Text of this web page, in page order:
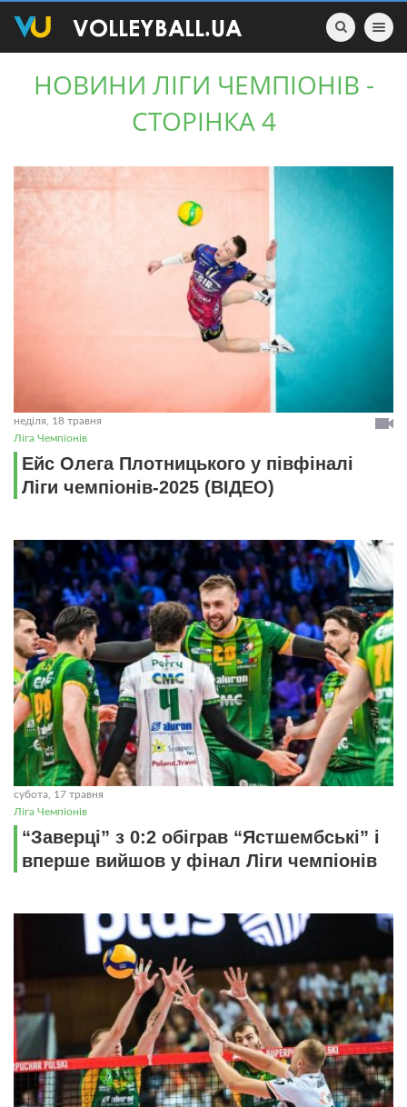
Toggle
НОВИНИ ЛІГИ ЧЕМПІОНІВ -
СТОРІНКА 4
неділя, 18 травня
Ліга Чемпіонів
Ейс Олега Плотницького у півфіналі
Ліги чемпіонів-2025 (ВІДЕО)
субота, 17 травня
Ліга Чемпіонів
“Заверці” з 0:2 обіграв “Ястшембські” і
вперше вийшов у фінал Ліги чемпіонів